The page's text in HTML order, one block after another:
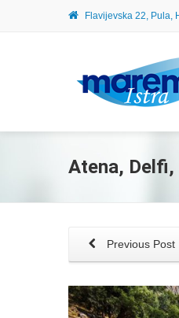
Flavijevska 22, Pula,
Atena,
Previous Post